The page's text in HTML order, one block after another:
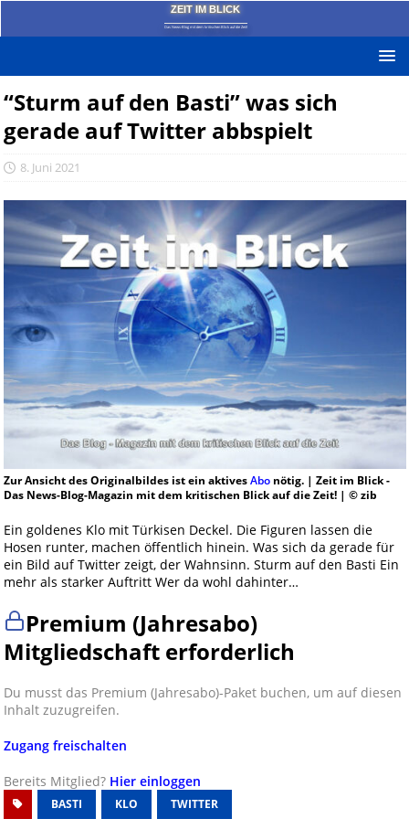
ZEIT IM BLICK
Das News-Blog mit dem kritischen Blick auf die Zeit!
“Sturm auf den Basti” was sich
gerade auf Twitter abbspielt
8. Juni 2021
Zur Ansicht des Originalbildes ist ein aktivesAbonötig. | Zeit im Blick -
Das News-Blog-Magazin mit dem kritischen Blick auf die Zeit! | © zib
Ein goldenes Klo mit Türkisen Deckel. Die Figuren lassen die
Hosen runter, machen öffentlich hinein. Was sich da gerade für
ein Bild auf Twitter zeigt, der Wahnsinn. Sturm auf den Basti Ein
mehr als starker Auftritt Wer da wohl dahinter…
Premium (Jahresabo)
Mitgliedschaft erforderlich
Du musst das Premium (Jahresabo)-Paket buchen, um auf diesen
Inhalt zuzugreifen.
Zugang freischalten
Bereits Mitglied? Hier einloggen
BASTI KLO TWITTER